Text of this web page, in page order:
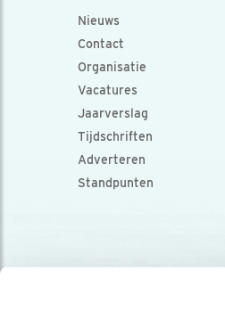
Nieuws
Contact
Organisatie
Vacatures
Jaarverslag
Tijdschriften
Adverteren
Standpunten